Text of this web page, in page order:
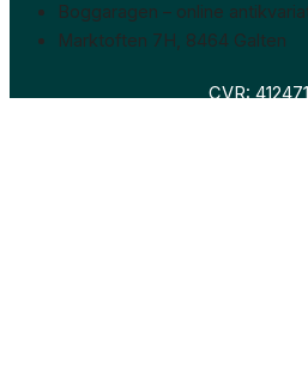
Boggaragen – online
Marktoften 7H, 8464 Galten
CVR: